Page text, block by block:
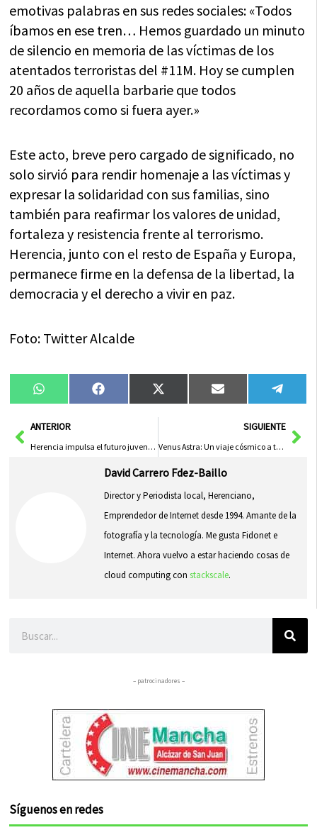
emotivas palabras en sus redes sociales: «Todos
íbamos en ese tren… Hemos guardado un minuto
de silencio en memoria de las víctimas de los
atentados terroristas del #11M. Hoy se cumplen
20 años de aquella barbarie que todos
recordamos como si fuera ayer.»
Este acto, breve pero cargado de significado, no
solo sirvió para rendir homenaje a las víctimas y
expresar la solidaridad con sus familias, sino
también para reafirmar los valores de unidad,
fortaleza y resistencia frente al terrorismo.
Herencia, junto con el resto de España y Europa,
permanece firme en la defensa de la libertad, la
democracia y el derecho a vivir en paz.
Foto: Twitter Alcalde
Compartir
en
WhatsAppCompartir
en
FacebookCompartir
en
X
(Twitter)
Compartir
en
Email
en
AntANTERIOR
Herencia impulsa el futuro juvenil con el nuevo Servicio de Asesoramiento
SIGUIENTE
Venus Astra: Un viaje cósmico a través del Rock Indie con «Sin que el universo se inmute»
David Carrero Fdez-Baillo
Director y Periodista local, Herenciano,
Emprendedor de Internet desde 1994. Amante de la
fotografía y la tecnología. Me gusta Fidonet e
Internet. Ahora vuelvo a estar haciendo cosas de
cloud computing con stackscale.
– patrocinadores –
Síguenos en redes